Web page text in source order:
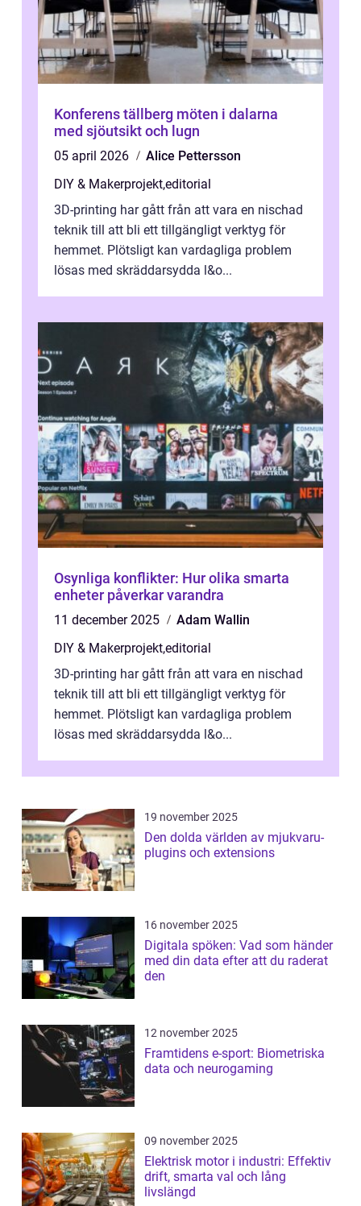
Konferens tällberg möten i dalarna
med sjöutsikt och lugn
05 april 2026
Alice Pettersson
DIY & Makerprojekt,editorial
3D-printing har gått från att vara en nischad
teknik till att bli ett tillgängligt verktyg för
hemmet. Plötsligt kan vardagliga problem
lösas med skräddarsydda l&o...
Osynliga konflikter: Hur olika smarta
enheter påverkar varandra
11 december 2025
Adam Wallin
DIY & Makerprojekt,editorial
3D-printing har gått från att vara en nischad
teknik till att bli ett tillgängligt verktyg för
hemmet. Plötsligt kan vardagliga problem
lösas med skräddarsydda l&o...
19 november 2025
Den dolda världen av mjukvaru-
plugins och extensions
16 november 2025
Digitala spöken: Vad som händer
med din data efter att du raderat
den
12 november 2025
Framtidens e-sport: Biometriska
data och neurogaming
09 november 2025
Elektrisk motor i industri: Effektiv
drift, smarta val och lång
livslängd